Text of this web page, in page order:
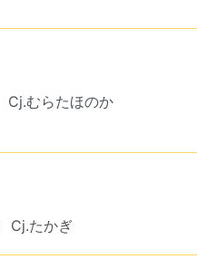
Cj.むらたほのか
Cj.たかぎ